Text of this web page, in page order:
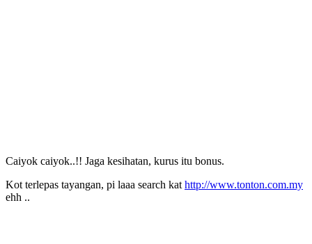
Caiyok caiyok..!! Jaga kesihatan, kurus itu bonus.
Kot terlepas tayangan, pi laaa search kat http://www.tonton.com.my
ehh ..